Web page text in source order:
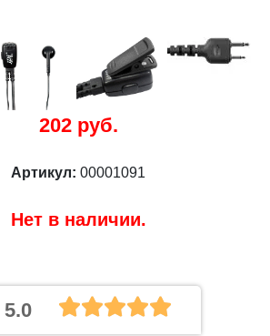
202 руб.
Артикул: 00001091
Нет в наличии.
5.0